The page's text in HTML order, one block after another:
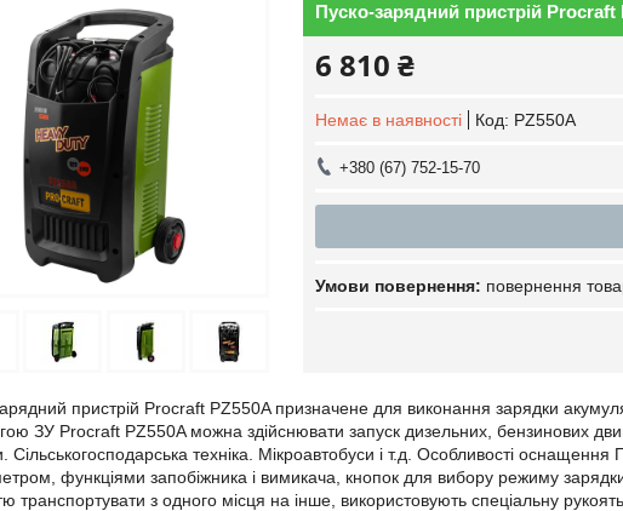
Пуско-зарядний пристрій Procraft
6 810 ₴
Немає в наявності Код: PZ550A
+380 (67) 752-15-70
повернення
пристрій Procraft PZ550A призначене для виконання зарядки
ЗУ Procraft PZ550A можна здійснювати запуск дизельних, бензинових
Сільськогосподарська техніка. Мікроавтобуси і т.д. Особливості
функціями запобіжника і вимикача, кнопок для вибору режиму
транспортувати з одного місця на інше, використовують спеціальну